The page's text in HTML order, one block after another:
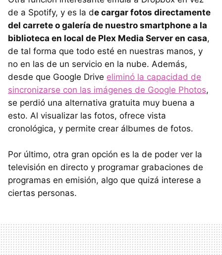
de a Spotify, y es la de cargar fotos directamente
del carrete o galería de nuestro smartphone a la
biblioteca en local de Plex Media Server en casa,
de tal forma que todo esté en nuestras manos, y
no en las de un servicio en la nube. Además,
desde que Google Drive eliminó la capacidad de
sincronizarse con las imágenes de Google Photos,
se perdió una alternativa gratuita muy buena a
esto. Al visualizar las fotos, ofrece vista
cronológica, y permite crear álbumes de fotos.
Por último, otra gran opción es la de poder ver la
televisión en directo y programar grabaciones de
programas en emisión, algo que quizá interese a
ciertas personas.